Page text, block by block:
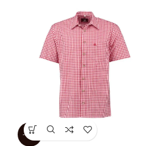
-30%